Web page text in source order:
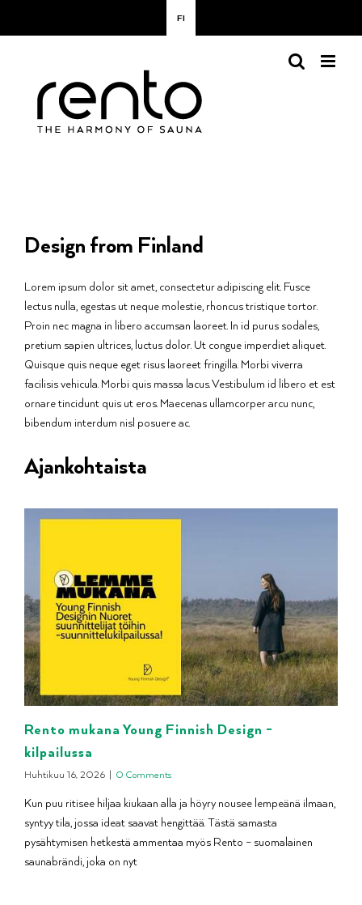
FI
Design from Finland
Lorem ipsum dolor sit amet, consectetur adipiscing elit. Fusce
lectus nulla, egestas ut neque molestie, rhoncus tristique tortor.
Proin nec magna in libero accumsan laoreet. In id purus sodales,
pretium sapien ultrices, luctus dolor. Ut congue imperdiet aliquet.
Quisque quis neque eget risus laoreet fringilla. Morbi viverra
facilisis vehicula. Morbi quis massa lacus. Vestibulum id libero et est
ornare tincidunt quis ut eros. Maecenas ullamcorper arcu nunc,
bibendum interdum nisl posuere ac.
Ajankohtaista
Rento mukana Young Finnish Design -
kilpailussa
Huhtikuu 16, 2026 | 0 Comments
Kun puu ritisee hiljaa kiukaan alla ja höyry nousee lempeänä ilmaan,
syntyy tila, jossa ideat saavat hengittää. Tästä samasta
pysähtymisen hetkestä ammentaa myös Rento – suomalainen
saunabrändi, joka on nyt